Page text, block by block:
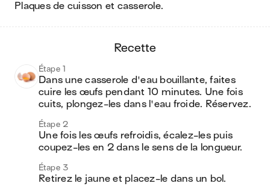
plaques de cuisson et casserole.
recette
Étape 1
Dans une casserole d'eau bouillante, faites
cuire les œufs pendant 10 minutes. Une fois
cuits, plongez-les dans l'eau froide. Réservez.
Étape 2
Une fois les œufs refroidis, écalez-les puis
coupez-les en 2 dans le sens de la longueur.
Étape 3
Retirez le jaune et placez-le dans un bol.